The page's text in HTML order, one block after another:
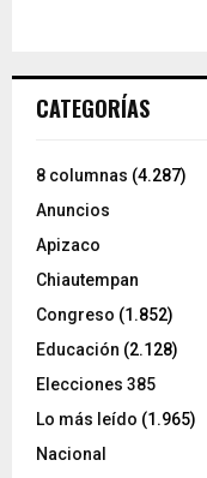
CATEGORÍAS
8 columnas (4.287)
Anuncios
Apizaco
Chiautempan
Congreso (1.852)
Educación (2.128)
Elecciones 385
Lo más leído (1.965)
Nacional